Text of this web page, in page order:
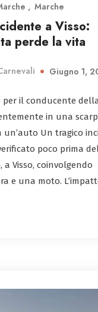
Marche
a Visso:
perde la vita
Giugno 1,
il conducente
in una
un’auto Un tragico
poco prima
a Visso, coinvolgendo
e una moto.